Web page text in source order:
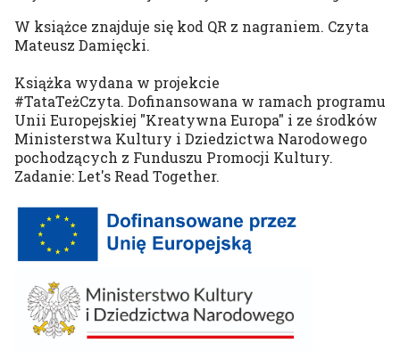
W książce znajduje się kod QR z nagraniem. Czyta
Mateusz Damięcki.
Książka wydana w projekcie
#TataTeżCzyta. Dofinansowana w ramach programu
Unii Europejskiej "Kreatywna Europa" i ze środków
Ministerstwa Kultury i Dziedzictwa Narodowego
pochodzących z Funduszu Promocji Kultury.
Zadanie: Let's Read Together.